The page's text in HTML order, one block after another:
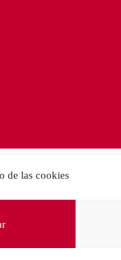
de las cookies